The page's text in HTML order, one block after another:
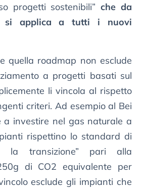
progetti sostenibili”che da
si applica a tutti i nuovi
quella roadmap non esclude
a progetti basati sul
li vincola al rispetto
criteri. Ad esempio al Bei
a investire nel gas naturale a
rispettino lo standard di
la transizione” pari alla
di CO2 equivalente per
esclude gli impianti che